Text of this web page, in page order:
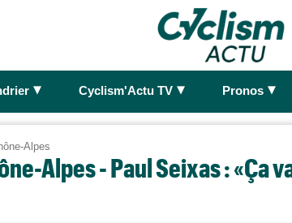
► Cyclism'Actu TV ► Pronos ►
Alpes
Alpes - Paul Seixas : «Ça